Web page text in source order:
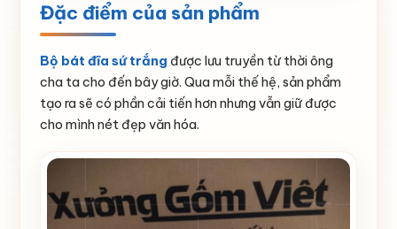
Đặc điểm của sản phẩm
Bộ bát đĩa sứ trắng được lưu truyền từ thời ông
cha ta cho đến bây giờ. Qua mỗi thế hệ, sản phẩm
tạo ra sẽ có phần cải tiến hơn nhưng vẫn giữ được
cho mình nét đẹp văn hóa.